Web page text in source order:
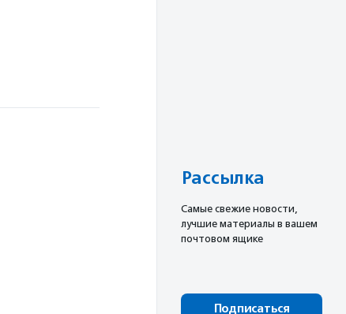
Рассылка
Cамые свежие новости,
лучшие материалы в вашем
почтовом ящике
Подписаться